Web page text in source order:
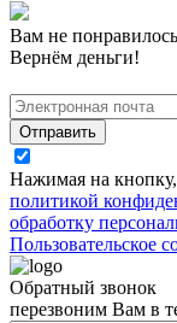
Вам не понравилось
Вернём деньги!
Отправить
Нажимая на
политикой
обработку
Пользовательское
Обратный звонок
перезвоним Вам в